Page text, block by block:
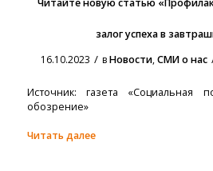
Читайте новую статью
залог успеха в
16.10.2023 / вНовости,СМИ о нас
Источник: газета «Социальная
обозрение»
Читать далее